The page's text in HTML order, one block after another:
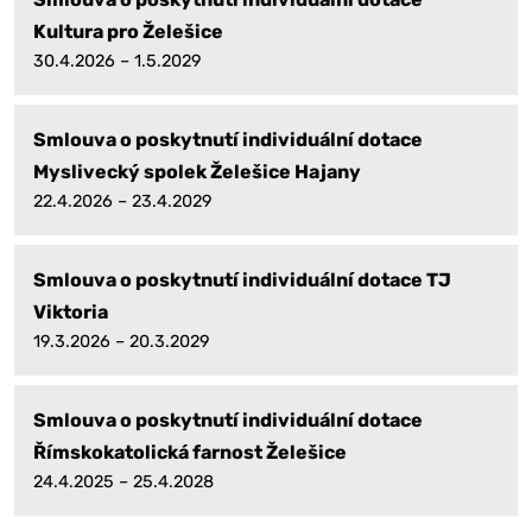
Kultura pro Želešice
30.4.2026 – 1.5.2029
Smlouva o poskytnutí individuální dotace
Myslivecký spolek Želešice Hajany
22.4.2026 – 23.4.2029
Smlouva o poskytnutí individuální dotace TJ
Viktoria
19.3.2026 – 20.3.2029
Smlouva o poskytnutí individuální dotace
Římskokatolická farnost Želešice
24.4.2025 – 25.4.2028